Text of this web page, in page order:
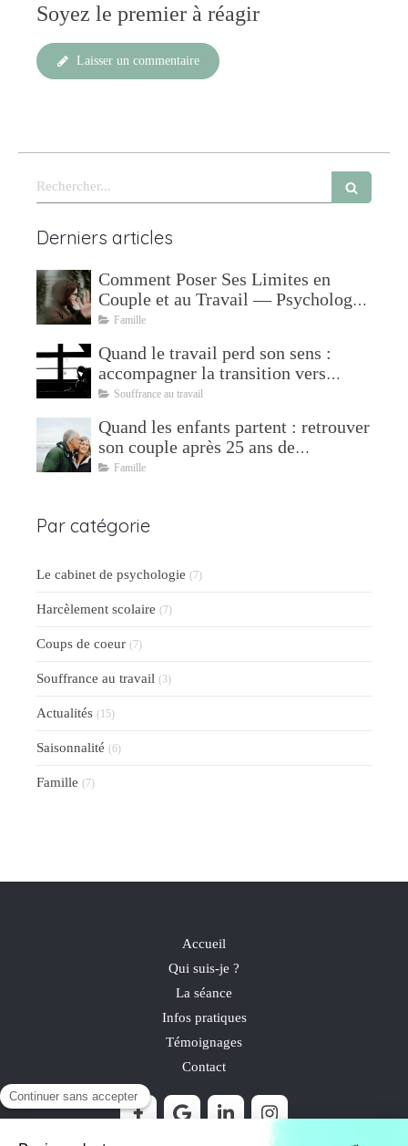
Soyez le premier à réagir
Laisser un commentaire
Rechercher
Derniers articles
Comment Poser Ses Limites en
Couple et au Travail — Psychologue
à Mudaison
Famille
Quand le travail perd son sens :
accompagner la transition vers
l'après
Souffrance au travail
Quand les enfants partent : retrouver
son couple après 25 ans de
parentalité
Famille
Par catégorie
Le cabinet de psychologie (7)
Harcèlement scolaire (7)
Coups de coeur (7)
Souffrance au travail (3)
Actualités (15)
Saisonnalité (6)
Famille (7)
Accueil
Qui suis-je ?
La séance
Infos pratiques
Témoignages
Contact